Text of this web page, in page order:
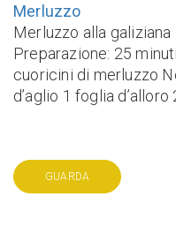
Merluzzo
Merluzzo alla
Preparazione: 25
cuoricini di merluzzo
d’aglio 1 foglia d’alloro
GUARDA